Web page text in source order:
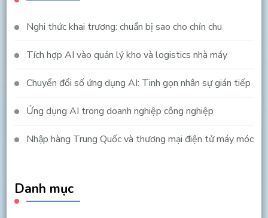
Nghi thức khai trương: chuẩn bị sao cho chỉn chu
Tích hợp AI vào quản lý kho và logistics nhà máy
Chuyển đổi số ứng dụng AI: Tinh gọn nhân sự gián tiếp
Ứng dụng AI trong doanh nghiệp công nghiệp
Nhập hàng Trung Quốc và thương mại điện tử máy móc
Danh mục